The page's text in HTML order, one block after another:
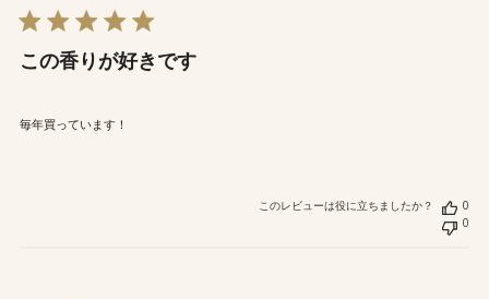
この香りが好きです
毎年買っています！
このレビューは役に立ちましたか？
0
0